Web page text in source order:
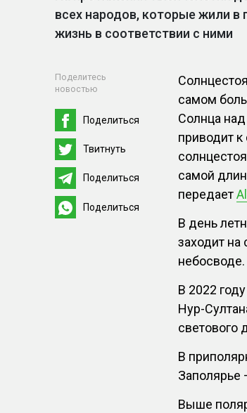
всех народов, которые жили
жизнь в соответствии с ними
Поделитесь
новостью
Поделиться
Твитнуть
Поделиться
Поделиться
самом
Солнца
приводит
самой
передает
В день
заходит
небосводе.
В 2022
Нур-
светового
В
Заполярье
Выше